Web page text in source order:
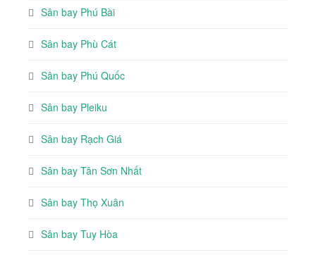
Sân bay Phú Bài
Sân bay Phù Cát
Sân bay Phú Quốc
Sân bay Pleiku
Sân bay Rạch Giá
Sân bay Tân Sơn Nhất
Sân bay Thọ Xuân
Sân bay Tuy Hòa